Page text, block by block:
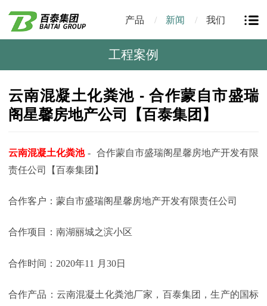
产品 新闻 我们
工程案例
云南混凝土化粪池 - 合作蒙自市盛瑞
阁星馨房地产公司【百泰集团】
云南混凝土化粪池 - 合作蒙自市盛瑞阁星馨房地产开发有限
责任公司【百泰集团】
合作客户：蒙自市盛瑞阁星馨房地产开发有限责任公司
合作项目：南湖丽城之滨小区
合作时间： 2020年11 月 30日
合作产品：云南混凝土化粪池厂家，百泰集团，生产的国标